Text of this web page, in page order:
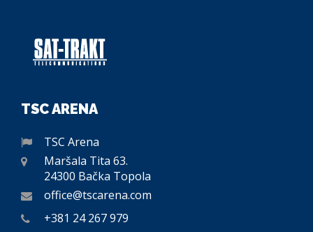
TSC ARENA
TSC Arena
Maršala Tita 63.
24300 Bačka Topola
office@tscarena.com
+381 24 267 979